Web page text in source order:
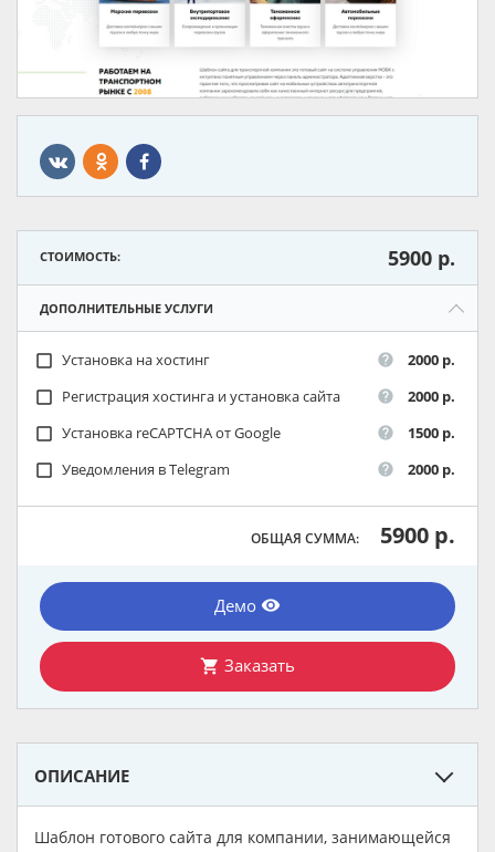
СТОИМОСТЬ: 5900 р.
ДОПОЛНИТЕЛЬНЫЕ УСЛУГИ
check_box_outline_blank Установка на хостинг help
2000 р.
check_box_outline_blank Регистрация хостинга и установка сайта help
2000 р.
check_box_outline_blank Установка reCAPTCHA от Google help
1500 р.
check_box_outline_blank Уведомления в Telegram help 2000 р.
ОБЩАЯ СУММА: 5900 р.
Демо remove_red_eye
shopping_cart Заказать
ОПИСАНИЕ
Шаблон готового сайта для компании, занимающейся